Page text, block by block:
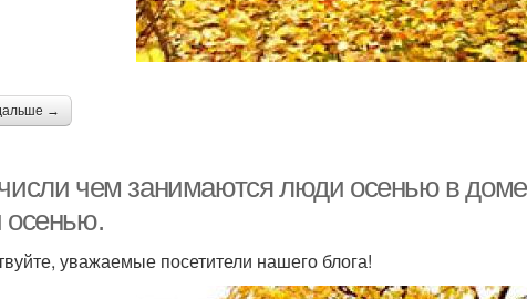
→
чем занимаются люди осенью в доме
уважаемые посетители нашего блога!